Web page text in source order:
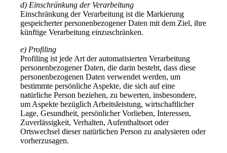
d) Einschränkung der Verarbeitung
Einschränkung der Verarbeitung ist die Markierung
gespeicherter personenbezogener Daten mit dem Ziel, ihre
künftige Verarbeitung einzuschränken.
e) Profiling
Profiling ist jede Art der automatisierten Verarbeitung
personenbezogener Daten, die darin besteht, dass diese
personenbezogenen Daten verwendet werden, um
bestimmte persönliche Aspekte, die sich auf eine
natürliche Person beziehen, zu bewerten, insbesondere,
um Aspekte bezüglich Arbeitsleistung, wirtschaftlicher
Lage, Gesundheit, persönlicher Vorlieben, Interessen,
Zuverlässigkeit, Verhalten, Aufenthaltsort oder
Ortswechsel dieser natürlichen Person zu analysieren oder
vorherzusagen.